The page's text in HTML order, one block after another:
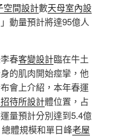
空間設計數天母室內設
動量預計將達95億人
春客變設計臨在牛土
的肌肉開始痙攣，他
會上介紹，本年春運
待所設計體位置，占
量預計分別達到5.4億
體規模和單日峰老屋